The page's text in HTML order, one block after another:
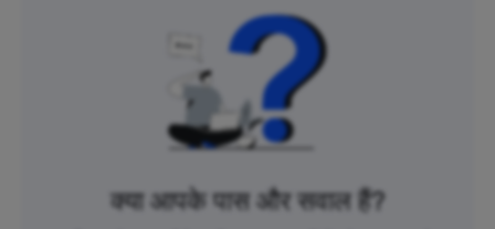
क्या आपके पास और सवाल हैं?